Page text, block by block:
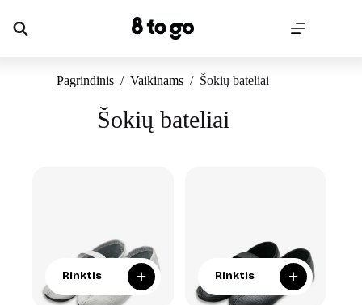
content
Pagrindinis / Vaikinams / Šokių bateliai
Šokių bateliai
Rinktis + Rinktis +